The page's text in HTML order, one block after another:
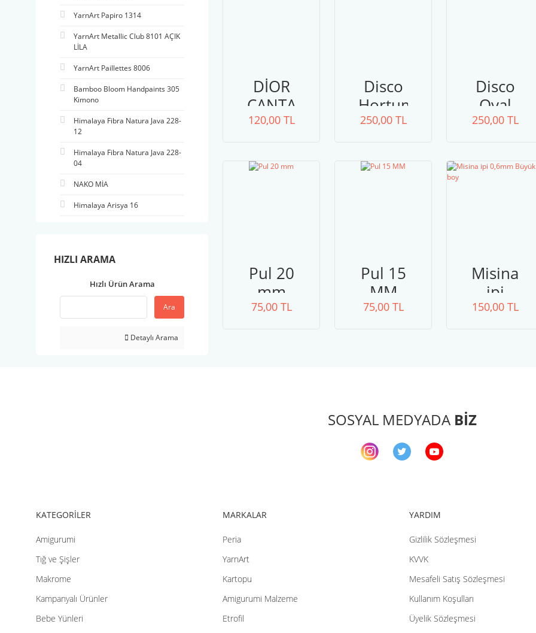
YarnArt Papiro 1314
YarnArt Metallic Club 8101 AÇIK
LİLA
YarnArt Paillettes 8006
Bamboo Bloom Handpaints 305
Kimono
Himalaya Fibra Natura Java 228-
12
Himalaya Fibra Natura Java 228-
04
NAKO MİA
Himalaya Arisya 16
HIZLI ARAMA
Hızlı Ürün Arama
Ara
Detaylı Arama
DİOR
ÇANTA
SAPI
120,00 TL
Disco
Hortum
Sap ve
Taban
250,00 TL
Disco
Oval
Taban
Askı
250,00 TL
Pul 20
mm
75,00 TL
Pul 15
MM
75,00 TL
Misina
ipi
0,6mm
150,00 TL
SOSYAL MEDYADA BİZ
KATEGORİLER
Amigurumi
Tığ ve Şişler
Makrome
Kampanyalı Ürünler
Bebe Yünleri
MARKALAR
Peria
YarnArt
Kartopu
Amigurumi Malzeme
Etrofil
YARDIM
Gizlilik Sözleşmesi
KVVK
Mesafeli Satış Sözleşmesi
Kullanım Koşulları
Üyelik Sözleşmesi